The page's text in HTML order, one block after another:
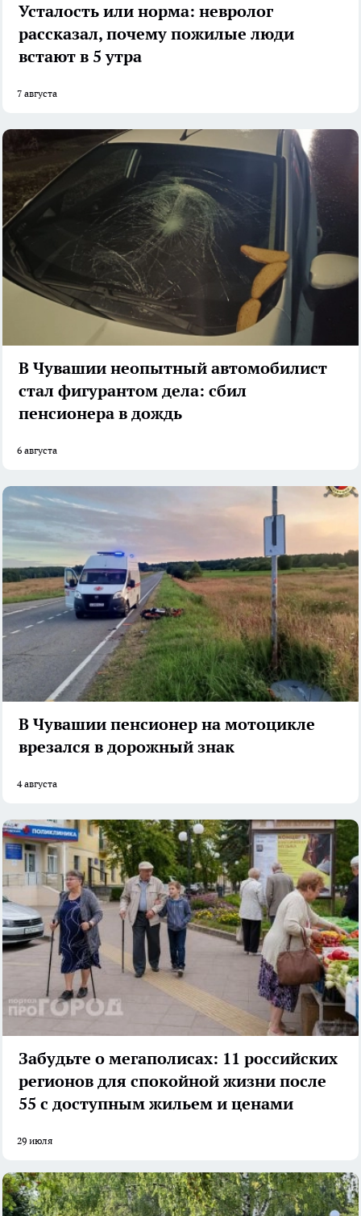
Усталость или норма: невролог
рассказал, почему пожилые люди
встают в 5 утра
7 августа
В Чувашии неопытный автомобилист
стал фигурантом дела: сбил
пенсионера в дождь
6 августа
В Чувашии пенсионер на мотоцикле
врезался в дорожный знак
4 августа
Забудьте о мегаполисах: 11 российских
регионов для спокойной жизни после
55 с доступным жильем и ценами
29 июля